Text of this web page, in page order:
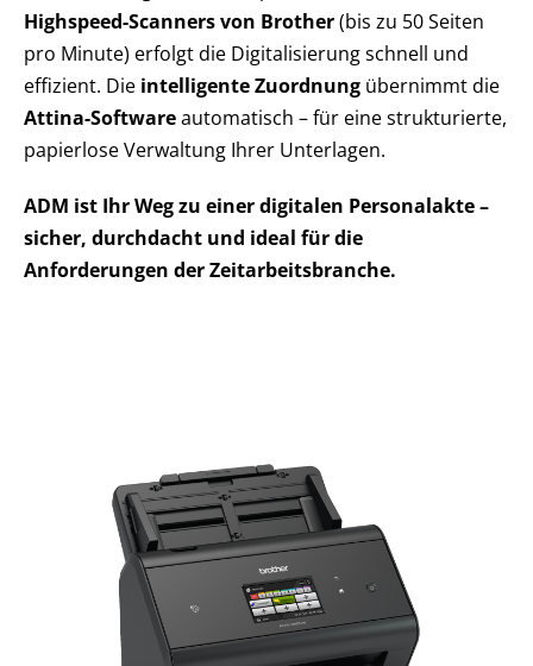
Highspeed-Scanners von Brother(bis zu 50 Seiten
pro Minute) erfolgt die Digitalisierung schnell und
effizient. Die intelligente Zuordnung übernimmt die
Attina-Softwareautomatisch – für eine strukturierte,
papierlose Verwaltung Ihrer Unterlagen.
ADM ist Ihr Weg zu einer digitalen Personalakte –
sicher, durchdacht und ideal für die
Anforderungen der Zeitarbeitsbranche.